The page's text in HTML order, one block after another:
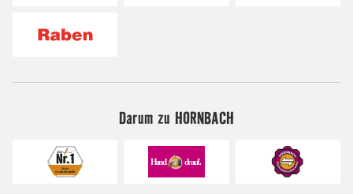
Darum zu HORNBACH